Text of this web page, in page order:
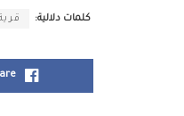
كلمات دلالية: